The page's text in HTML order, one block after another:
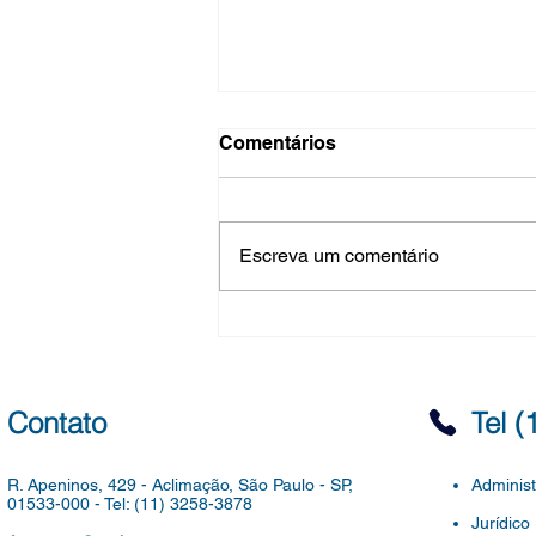
Evolução Funcional do
Quadro de Apoio à
Educação - Decisão de
SME/COGEP PROCESSO SEI
6016.2026/0001739-0 DIVISÃO
FUNCIONAL DOS TITULARES
Comentários
Escreva um comentário
Contato
R. Apeninos, 429 - Aclimação, São Paulo - SP,
01533-000 - Tel: (11) 3258-3878
Tel
Jurídico